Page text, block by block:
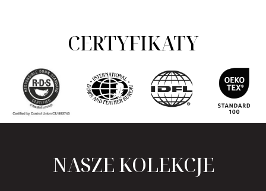
CERTYFIKATY
NASZE KOLEKCJE